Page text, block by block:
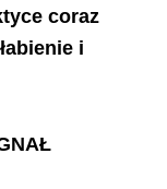
coraz
i